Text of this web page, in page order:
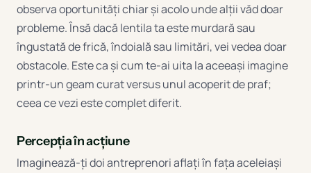
observa oportunități chiar și acolo unde alții văd doar
probleme. Însă dacă lentila ta este murdară sau
îngustată de frică, îndoială sau limitări, vei vedea doar
obstacole. Este ca și cum te-ai uita la aceeași imagine
printr-un geam curat versus unul acoperit de praf;
ceea ce vezi este complet diferit.
Percepția în acțiune
Imaginează-ți doi antreprenori aflați în fața aceleiași